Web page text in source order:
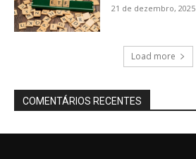
21 de dezembro, 2025
Load more
COMENTÁRIOS RECENTES